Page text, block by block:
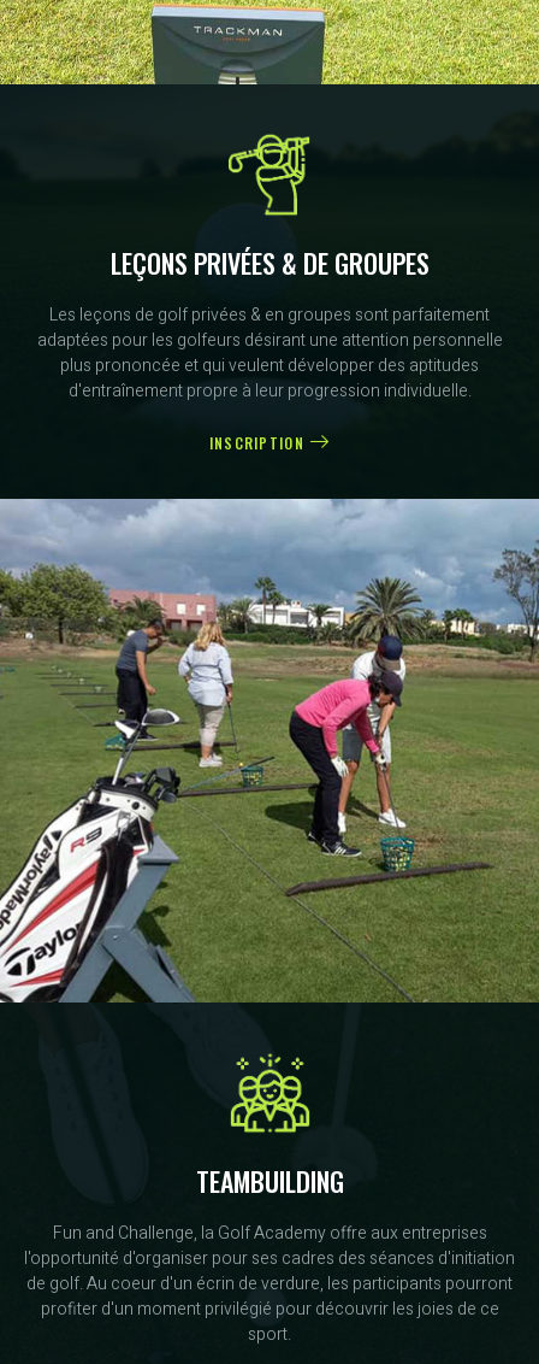
LEÇONS PRIVÉES & DE GROUPES
Les leçons de golf privées & en groupes sont parfaitement
adaptées pour les golfeurs désirant une attention personnelle
plus prononcée et qui veulent développer des aptitudes
d'entraînement propre à leur progression individuelle.
INSCRIPTION
TEAMBUILDING
Fun and Challenge, la Golf Academy offre aux entreprises
l'opportunité d'organiser pour ses cadres des séances d'initiation
de golf. Au coeur d'un écrin de verdure, les participants pourront
profiter d'un moment privilégié pour découvrir les joies de ce
sport.